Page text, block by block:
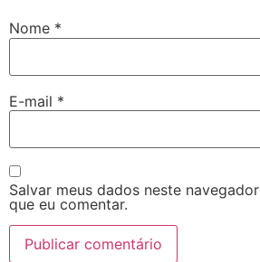
Nome *
E-mail *
Salvar meus dados neste
que eu comentar.